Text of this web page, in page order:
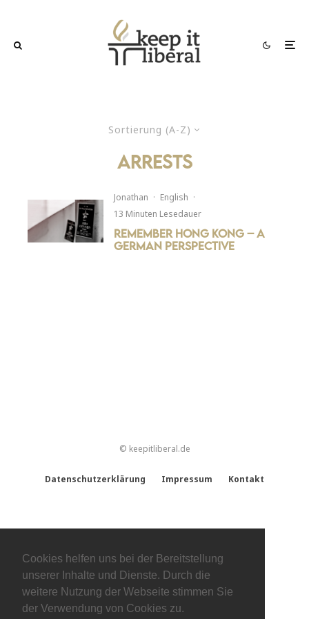
Cookies helfen uns bei der Bereitstellung
unserer Inhalte und Dienste. Durch die
weitere Nutzung der Webseite stimmen Sie
der Verwendung von Cookies zu.
Sortierung (A-Z)
arrests
Jonathan · English ·
13 Minuten Lesedauer
Remember Hong Kong – a
German perspective
© keepitliberal.de
Datenschutzerklärung Impressum Kontakt